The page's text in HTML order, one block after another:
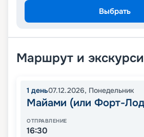
Выбрать
Маршрут и
1 день07.12.2026, Понедельник
Майами (или Форт-
ОТПРАВЛЕНИЕ
16:30